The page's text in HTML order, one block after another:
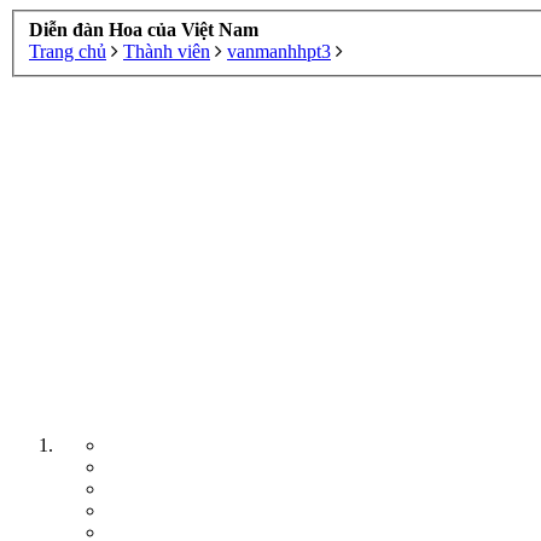
Diễn đàn Hoa của Việt Nam
Trang chủ
Thành viên vanmanhhpt3